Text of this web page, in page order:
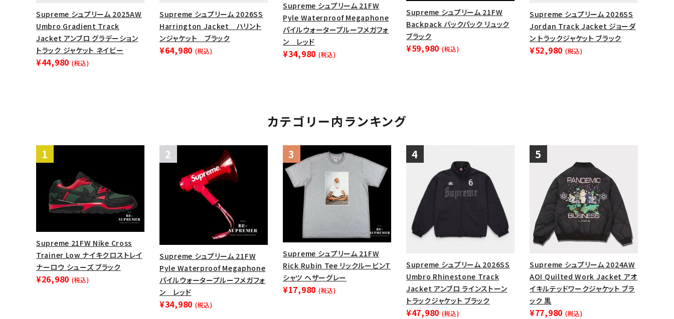
在庫のない商品を表示する
Supreme シュプリーム 2025AW
Umbro Gradient Track
Jacket アンブロ グラデーション
トラック ジャケット ネイビー
¥44,980 (税込)
Supreme シュプリーム 2026SS
Harrington Jacket ハリント
ンジャケット ブラック
¥64,980 (税込)
Supreme シュプリーム 21FW
Pyle Waterproof Megaphone
パイルウォータープルーフメガフォ
ン レッド
¥34,980 (税込)
Supreme シュプリーム 21FW
Backpack バックパック リュック
ブラック
¥59,980 (税込)
Supreme シュプリーム 2026SS
Jordan Track Jacket ジョーダ
ン トラックジャケット ブラック
¥52,980 (税込)
カテゴリー内ランキング
Supreme 21FW Nike Cross
Trainer Low ナイキクロストレイ
ナーロウ シューズ ブラック
¥26,980 (税込)
Supreme シュプリーム 21FW
Pyle Waterproof Megaphone
パイルウォータープルーフメガフォ
ン レッド
¥34,980 (税込)
Supreme シュプリーム 21FW
Rick Rubin Tee リックルービンT
シャツ ヘザーグレー
¥17,980 (税込)
Supreme シュプリーム 2026SS
Umbro Rhinestone Track
Jacket アンブロ ラインストーン
トラックジャケット ブラック
¥47,980 (税込)
Supreme シュプリーム 2024AW
AOI Quilted Work Jacket アオ
イキルテッドワークジャケット ブラ
ック 黒
¥77,980 (税込)